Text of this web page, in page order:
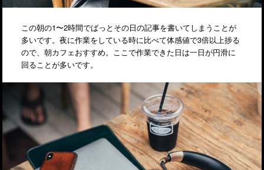
この朝の1〜2時間でばっとその日の記事を書いてしまうことが
多いです。夜に作業をしている時に比べて体感値で3倍以上捗る
ので、朝カフェおすすめ。ここで作業できた日は一日が円滑に
回ることが多いです。